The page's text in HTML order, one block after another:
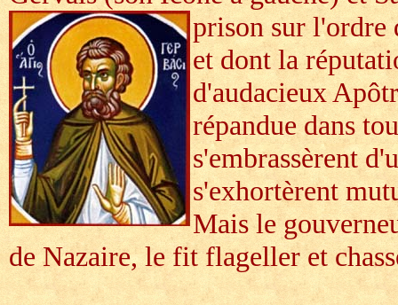
prison sur l'ordre
et dont la
d'audacieux
répandue dans
s'embrassèrent
s'exhortèrent
Mais le
de Nazaire, le fit flageller et